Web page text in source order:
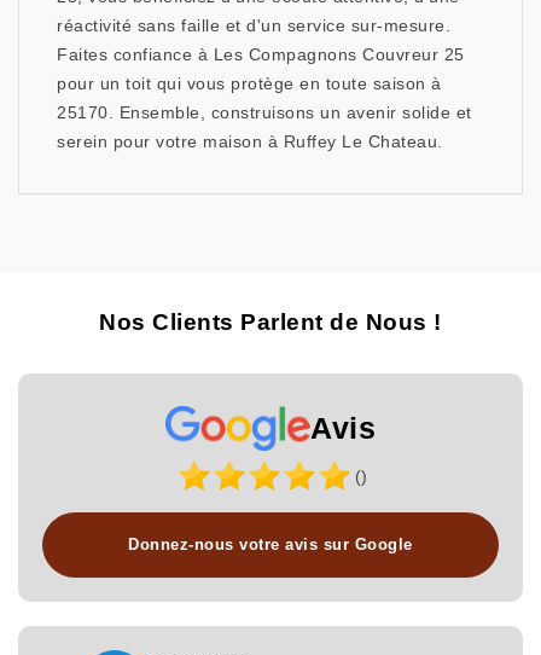
réactivité sans faille et d'un service sur-mesure.
Faites confiance à Les Compagnons Couvreur 25
pour un toit qui vous protège en toute saison à
25170. Ensemble, construisons un avenir solide et
serein pour votre maison à Ruffey Le Chateau.
Nos Clients Parlent de Nous !
Avis
()
Donnez-nous votre avis sur Google